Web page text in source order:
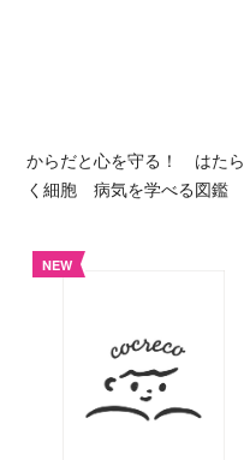
からだと心を守る！ はたら
く細胞 病気を学べる図鑑
NEW